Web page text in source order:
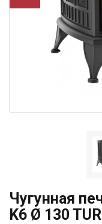
Чугунная
K6 Ø 130